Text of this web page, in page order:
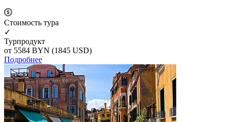
Cтоимость тура
✓
Турпродукт
от 5584 BYN (1845 USD)
Подробнее